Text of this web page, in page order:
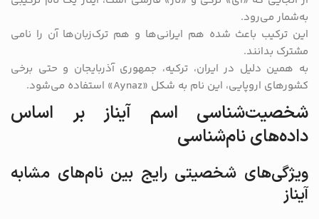
به‌شمار می‌رود.
این ترکیب باعث شده هم ایرانی‌ها و هم ترک‌زبان‌ها آن را نامی
مشترک بدانند.
به همین دلیل در ایران، ترکیه، جمهوری آذربایجان و حتی برخی
کشورهای اروپایی، این نام به شکل «Aynaz» استفاده می‌شود.
شخصیت‌شناسی اسم آیناز بر اساس
داده‌های نام‌شناسی
ویژگی‌های شخصیتی رایج بین نام‌های مشابه
آیناز